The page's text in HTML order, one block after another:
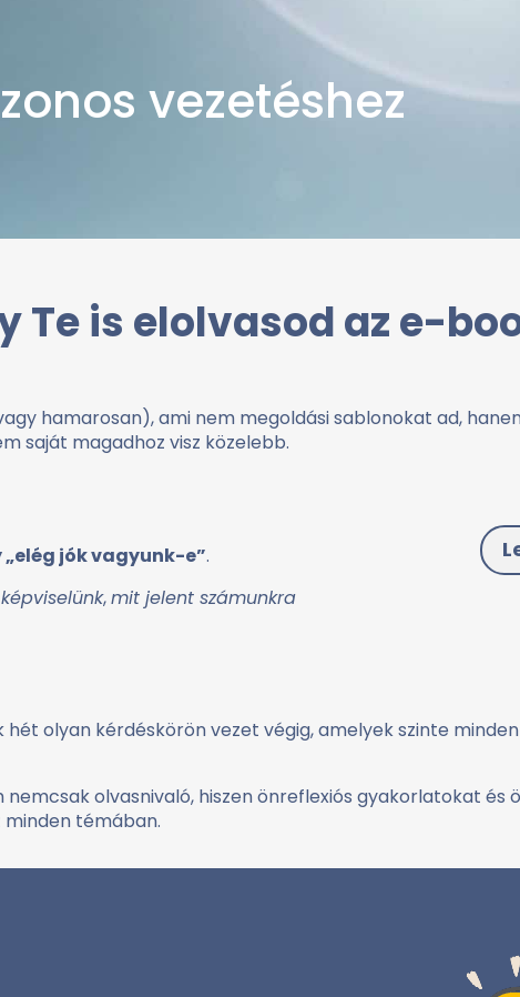
vezetéshez
Te is elolvasod az e-
hamarosan), ami nem megoldási sablonokat ad,
saját magadhoz visz közelebb.
jók vagyunk-e”.
,mit jelent számunkra
hét olyan kérdéskörön vezet végig, amelyek szinte
nemcsak olvasnivaló, hiszen önreflexiós gyakorlatokat és
témában.